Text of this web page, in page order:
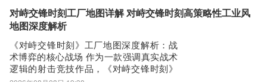
对峙交锋时刻工厂地图详解 对峙交锋时刻高策略性工业风
地图深度解析
《对峙交锋时刻》工厂地图深度解析：战
术博弈的核心战场 作为一款强调真实战术
逻辑的射击竞技作品，《对峙交锋时刻》